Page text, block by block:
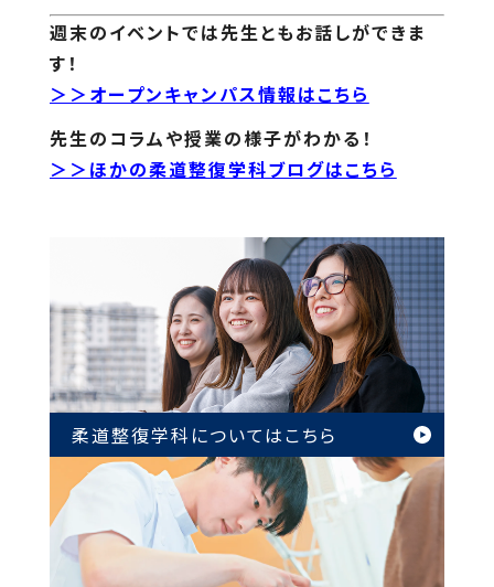
週末のイベントでは先生ともお話しができま
す！
＞＞オープンキャンパス情報はこちら
先生のコラムや授業の様子がわかる！
＞＞ほかの柔道整復学科ブログはこちら
柔道整復学科についてはこちら